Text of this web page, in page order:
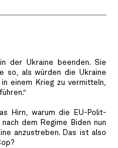
der Ukraine beenden. Sie
so, als würden die Ukraine
einem Krieg zu vermitteln,
Hirn, warum die EU-Polit-
dem Regime Biden nun
anzustreben. Das ist also